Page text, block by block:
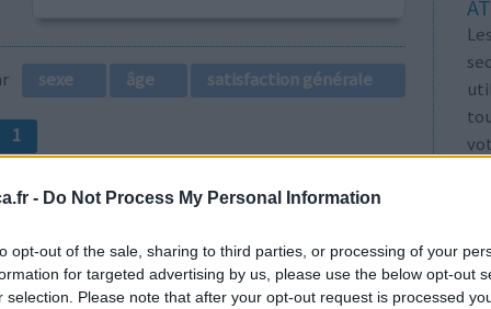
- Do Not Process My Personal Information
opt-out of the sale, sharing to third parties, or processing of your
for targeted advertising by us, please use the below opt-out
selection. Please note that after your opt-out request is processed
sexe âge satisfaction générale
1